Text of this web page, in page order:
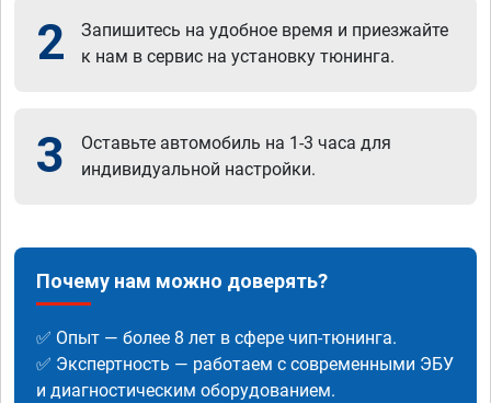
2
Запишитесь на удобное время и приезжайте
к нам в сервис на установку тюнинга.
3
Оставьте автомобиль на 1-3 часа для
индивидуальной настройки.
Почему нам можно доверять?
✅ Опыт — более 8 лет в сфере чип-тюнинга.
✅ Экспертность — работаем с современными ЭБУ
и диагностическим оборудованием.